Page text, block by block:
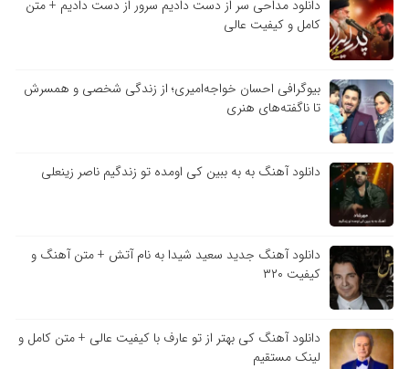
دانلود مداحی سر از دست دادیم سرور از دست دادیم + متن
کامل و کیفیت عالی
بیوگرافی احسان خواجه‌امیری؛ از زندگی شخصی و همسرش
تا ناگفته‌های هنری
دانلود آهنگ به به ببین کی اومده تو زندگیم ناصر زینعلی
دانلود آهنگ جدید سعید شیدا به نام آتش + متن آهنگ و
کیفیت ۳۲۰
دانلود آهنگ کی بهتر از تو عارف با کیفیت عالی + متن کامل و
لینک مستقیم